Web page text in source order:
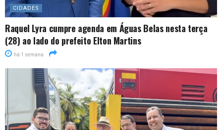
CIDADES
Raquel Lyra cumpre agenda em Águas Belas nesta terça
(28) ao lado do prefeito Elton Martins
há 1 semana